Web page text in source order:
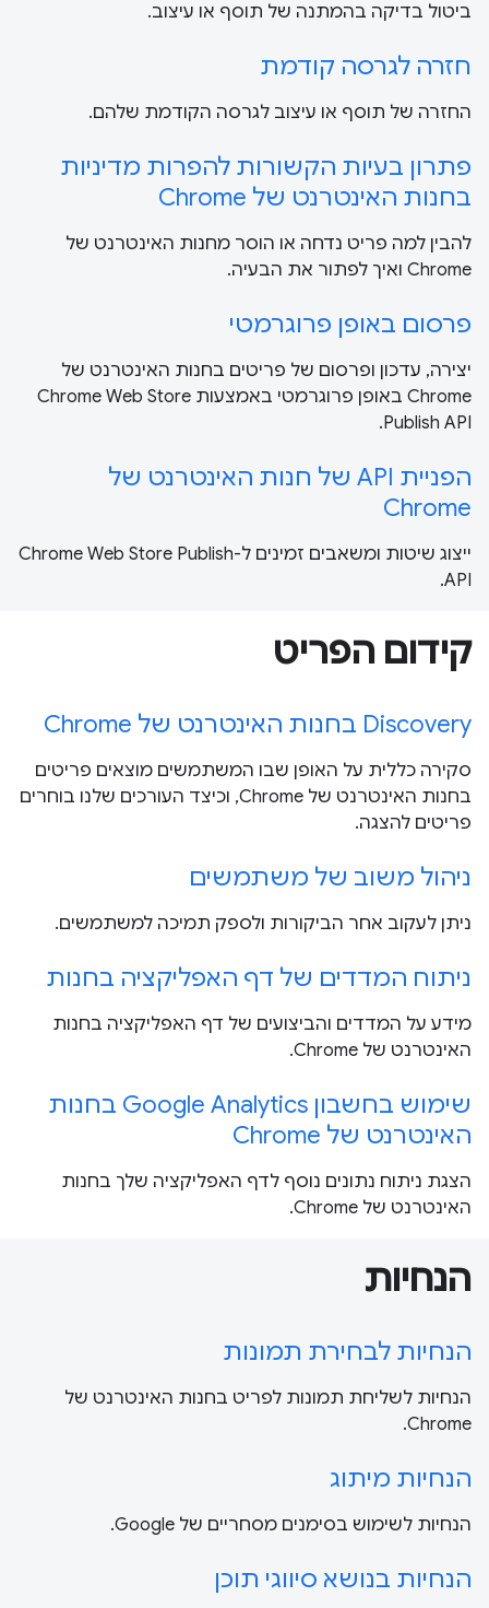
ביטול בדיקה בהמתנה של תוסף או עיצוב.
חזרה לגרסה קודמת
החזרה של תוסף או עיצוב לגרסה הקודמת שלהם.
פתרון בעיות הקשורות להפרות מדיניות
בחנות האינטרנט של Chrome
להבין למה פריט נדחה או הוסר מחנות האינטרנט של
Chrome ואיך לפתור את הבעיה.
פרסום באופן פרוגרמטי
יצירה, עדכון ופרסום של פריטים בחנות האינטרנט של
Chrome באופן פרוגרמטי באמצעות Chrome Web Store
Publish API.
הפניית API של חנות האינטרנט של
Chrome
ייצוג שיטות ומשאבים זמינים ל-Chrome Web Store Publish
API.
קידום הפריט
Discovery בחנות האינטרנט של Chrome
סקירה כללית על האופן שבו המשתמשים מוצאים פריטים
בחנות האינטרנט של Chrome, וכיצד העורכים שלנו בוחרים
פריטים להצגה.
ניהול משוב של משתמשים
ניתן לעקוב אחר הביקורות ולספק תמיכה למשתמשים.
ניתוח המדדים של דף האפליקציה בחנות
מידע על המדדים והביצועים של דף האפליקציה בחנות
האינטרנט של Chrome.
שימוש בחשבון Google Analytics בחנות
האינטרנט של Chrome
הצגת ניתוח נתונים נוסף לדף האפליקציה שלך בחנות
האינטרנט של Chrome.
הנחיות
הנחיות לבחירת תמונות
הנחיות לשליחת תמונות לפריט בחנות האינטרנט של
Chrome.
הנחיות מיתוג
הנחיות לשימוש בסימנים מסחריים של Google.
הנחיות בנושא סיווגי תוכן